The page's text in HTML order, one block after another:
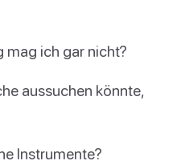
mag ich gar nicht?
aussuchen könnte,
Instrumente?